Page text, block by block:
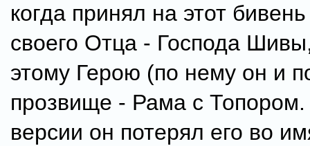
когда принял на этот
своего Отца - Господа
этому Герою (по нему он и
прозвище - Рама с Топором.
версии он потерял его во